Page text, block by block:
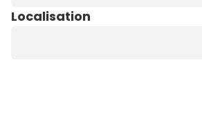
Localisation